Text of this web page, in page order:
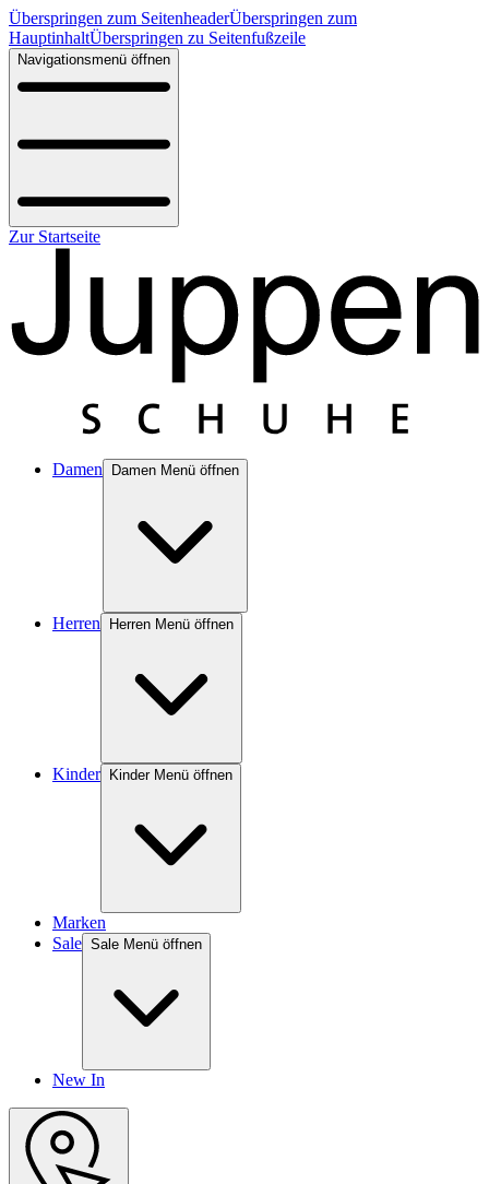
Überspringen zum SeitenheaderÜberspringen zum
HauptinhaltÜberspringen zu Seitenfußzeile
Navigationsmenü öffnen
Zur Startseite
Damen Damen Menü öffnen
Herren Herren Menü öffnen
Kinder Kinder Menü öffnen
Marken
Sale Sale Menü öffnen
New In